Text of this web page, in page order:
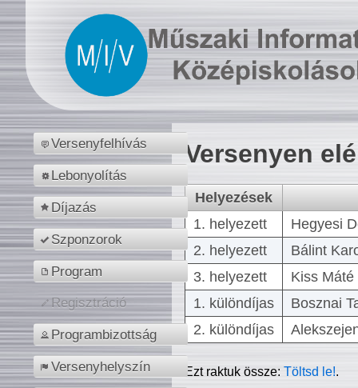
Versenyfelhívás
Lebonyolítás
Díjazás
Szponzorok
Program
Regisztráció
Programbizottság
Versenyhelyszín
Versenyen
Helyezések
1. helyezett
Hegyesi
2. helyezett
Bálint
3. helyezett
Kiss
1. különdíjas
Bosznai
2. különdíjas
Ezt raktuk össze:Töltsd le!.